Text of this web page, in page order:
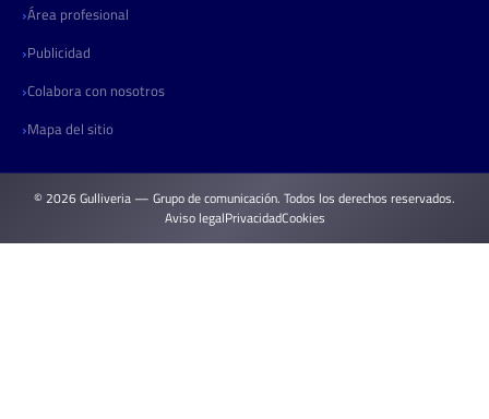
Área profesional
Publicidad
Colabora con nosotros
Mapa del sitio
© 2026 Gulliveria — Grupo de comunicación. Todos los derechos reservados.
Aviso legalPrivacidadCookies